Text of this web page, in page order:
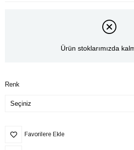
Ürün stoklarımızda
Renk
Favorilere Ekle